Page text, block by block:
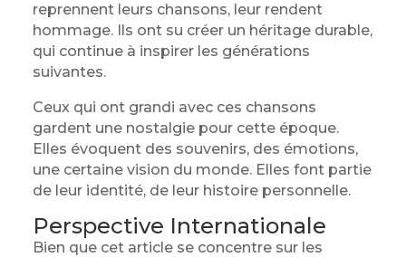
reprennent leurs chansons, leur rendent
hommage. Ils ont su créer un héritage durable,
qui continue à inspirer les générations
suivantes.
Ceux qui ont grandi avec ces chansons
gardent une nostalgie pour cette époque.
Elles évoquent des souvenirs, des émotions,
une certaine vision du monde. Elles font partie
de leur identité, de leur histoire personnelle.
Perspective Internationale
Bien que cet article se concentre sur les